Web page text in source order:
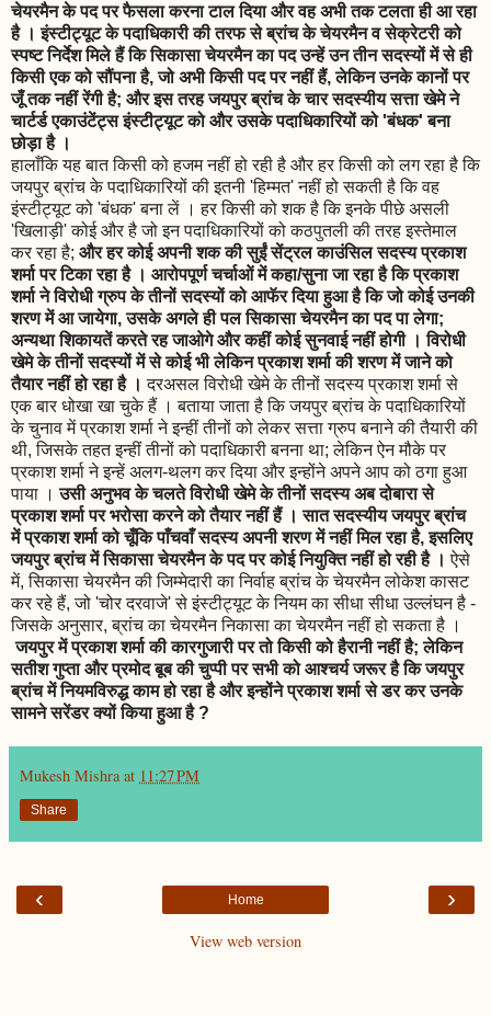
चेयरमैन के पद पर फैसला करना टाल दिया और वह अभी तक टलता ही आ रहा
है । इंस्टीट्यूट के पदाधिकारी की तरफ से ब्रांच के चेयरमैन व सेक्रेटरी को
स्पष्ट निर्देश मिले हैं कि सिकासा चेयरमैन का पद उन्हें उन तीन सदस्यों में से ही
किसी एक को सौंपना है, जो अभी किसी पद पर नहीं हैं, लेकिन उनके कानों पर
जूँ तक नहीं रेंगी है; और इस तरह जयपुर ब्रांच के चार सदस्यीय सत्ता खेमे ने
चार्टर्ड एकाउंटेंट्स इंस्टीट्यूट को और उसके पदाधिकारियों को 'बंधक' बना
छोड़ा है ।
हालाँकि यह बात किसी को हजम नहीं हो रही है और हर किसी को लग रहा है कि
जयपुर ब्रांच के पदाधिकारियों की इतनी 'हिम्मत' नहीं हो सकती है कि वह
इंस्टीट्यूट को 'बंधक' बना लें । हर किसी को शक है कि इनके पीछे असली
'खिलाड़ी' कोई और है जो इन पदाधिकारियों को कठपुतली की तरह इस्तेमाल
कर रहा है; और हर कोई अपनी शक की सुईं सेंट्रल काउंसिल सदस्य प्रकाश
शर्मा पर टिका रहा है । आरोपपूर्ण चर्चाओं में कहा/सुना जा रहा है कि प्रकाश
शर्मा ने विरोधी ग्रुप के तीनों सदस्यों को आफॅर दिया हुआ है कि जो कोई उनकी
शरण में आ जायेगा, उसके अगले ही पल सिकासा चेयरमैन का पद पा लेगा;
अन्यथा शिकायतें करते रह जाओगे और कहीं कोई सुनवाई नहीं होगी । विरोधी
खेमे के तीनों सदस्यों में से कोई भी लेकिन प्रकाश शर्मा की शरण में जाने को
तैयार नहीं हो रहा है । दरअसल विरोधी खेमे के तीनों सदस्य प्रकाश शर्मा से
एक बार धोखा खा चुके हैं । बताया जाता है कि जयपुर ब्रांच के पदाधिकारियों
के चुनाव में प्रकाश शर्मा ने इन्हीं तीनों को लेकर सत्ता ग्रुप बनाने की तैयारी की
थी, जिसके तहत इन्हीं तीनों को पदाधिकारी बनना था; लेकिन ऐन मौके पर
प्रकाश शर्मा ने इन्हें अलग-थलग कर दिया और इन्होंने अपने आप को ठगा हुआ
पाया ।उसी अनुभव के चलते विरोधी खेमे के तीनों सदस्य अब दोबारा से
प्रकाश शर्मा पर भरोसा करने को तैयार नहीं हैं । सात सदस्यीय जयपुर ब्रांच
में प्रकाश शर्मा को चूँकि पाँचवाँ सदस्य अपनी शरण में नहीं मिल रहा है, इसलिए
जयपुर ब्रांच में सिकासा चेयरमैन के पद पर कोई नियुक्ति नहीं हो रही है ।ऐसे
में, सिकासा चेयरमैन की जिम्मेदारी का निर्वाह ब्रांच के चेयरमैन लोकेश कासट
कर रहे हैं, जो 'चोर दरवाजे' से इंस्टीट्यूट के नियम का सीधा सीधा उल्लंघन है -
जिसके अनुसार, ब्रांच का चेयरमैन निकासा का चेयरमैन नहीं हो सकता है ।
जयपुर में प्रकाश शर्मा की कारगुजारी पर तो किसी को हैरानी नहीं है; लेकिन
सतीश गुप्ता और प्रमोद बूब की चुप्पी पर सभी को आश्चर्य जरूर है कि जयपुर
ब्रांच में नियमविरुद्ध काम हो रहा है और इन्होंने प्रकाश शर्मा से डर कर उनके
सामने सरेंडर क्यों किया हुआ है ?
Mukesh Mishra at 11:27 PM
Share
‹ ›
Home
View web version